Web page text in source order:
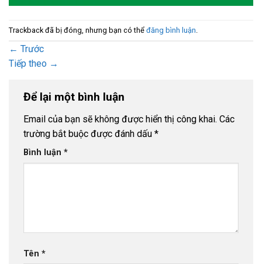
Trackback đã bị đóng, nhưng bạn có thể đăng bình luận
← Trước
Tiếp theo →
Để lại một bình luận
Email của bạn sẽ không được hiển thị công khai. Các
trường bắt buộc được đánh dấu *
Bình luận *
Tên *